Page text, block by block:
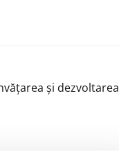
și dezvoltarea